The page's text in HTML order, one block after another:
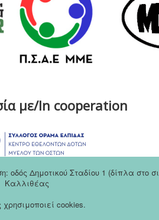
με/In cooperation
οδός Δημοτικού Σταδίου 1 (δίπλα
Καλλιθέας
cookies.